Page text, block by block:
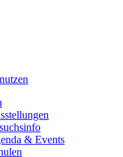
& Events